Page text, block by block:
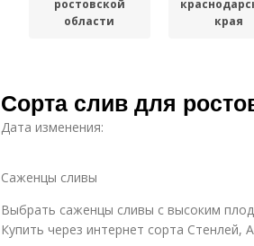
ростовской
области
края
Сорта слив для
Дата изменения:
Саженцы сливы
Выбрать саженцы сливы с высоким
Купить через интернет сорта Стенлей,